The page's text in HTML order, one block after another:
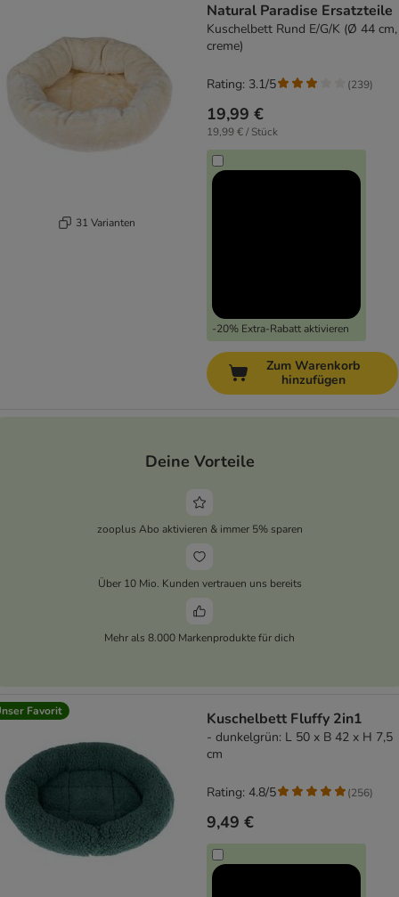
31 Varianten
Natural Paradise Ersatzteile
Kuschelbett Rund E/G/K (Ø 44 cm,
creme)
19,99 €
19,99 € / Stück
-20% Extra-Rabatt aktivieren
Rating: 3.1/5 (239)
Zum Warenkorb
hinzufügen
Deine Vorteile
zooplus Abo aktivieren & immer 5% sparen
Über 10 Mio. Kunden vertrauen uns bereits
Mehr als 8.000 Markenprodukte für dich
Favorit Kuschelbett Fluffy 2in1
- dunkelgrün: L 50 x B 42 x H 7,5
cm
9,49 €
Rating: 4.8/5 (256)